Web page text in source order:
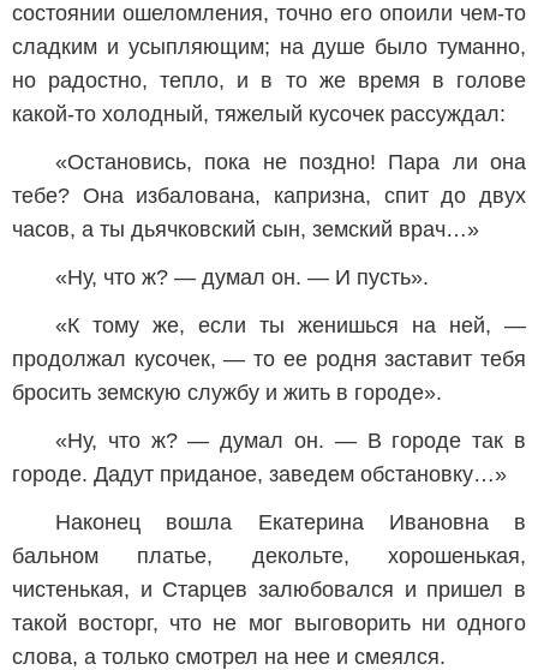
состоянии ошеломления, точно его опоили чем-то
сладким и усыпляющим; на душе было туманно,
но радостно, тепло, и в то же время в голове
какой-то холодный, тяжелый кусочек рассуждал:
«Остановись, пока не поздно! Пара ли она
тебе? Она избалована, капризна, спит до двух
часов, а ты дьячковский сын, земский врач…»
«Ну, что ж? — думал он. — И пусть».
«К тому же, если ты женишься на ней, —
продолжал кусочек, — то ее родня заставит тебя
бросить земскую службу и жить в городе».
«Ну, что ж? — думал он. — В городе так в
городе. Дадут приданое, заведем обстановку…»
Наконец вошла Екатерина Ивановна в
бальном платье, декольте, хорошенькая,
чистенькая, и Старцев залюбовался и пришел в
такой восторг, что не мог выговорить ни одного
слова, а только смотрел на нее и смеялся.